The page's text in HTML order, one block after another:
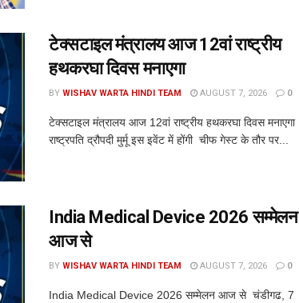
टेक्सटाइल मंत्रालय आज 12वां राष्ट्रीय
हथकरघा दिवस मनाएगा
BY WISHAV WARTA HINDI TEAM AUGUST 7, 2026 0
टेक्सटाइल मंत्रालय आज 12वां राष्ट्रीय हथकरघा दिवस मनाएगा
राष्ट्रपति द्रौपदी मुर्मू इस इवेंट में होंगी चीफ गेस्ट के तौर पर...
India Medical Device 2026 सम्मेलन
आज से
BY WISHAV WARTA HINDI TEAM AUGUST 7, 2026 0
India Medical Device 2026 सम्मेलन आज से चंडीगढ, 7